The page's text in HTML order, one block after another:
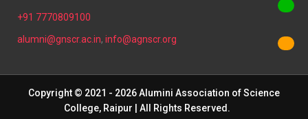
+91 7770809100
alumni@gnscr.ac.in, info@agnscr.org
Copyright © 2021 - 2026 Alumini Association of Science
College, Raipur | All Rights Reserved.